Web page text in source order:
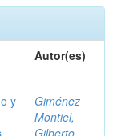
Autor(es)
y
Giménez
Montiel,
Gilberto